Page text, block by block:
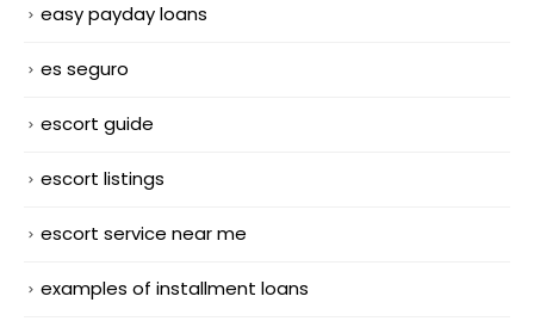
easy payday loans
es seguro
escort guide
escort listings
escort service near me
examples of installment loans